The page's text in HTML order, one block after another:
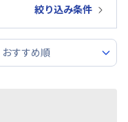
絞り込み条件